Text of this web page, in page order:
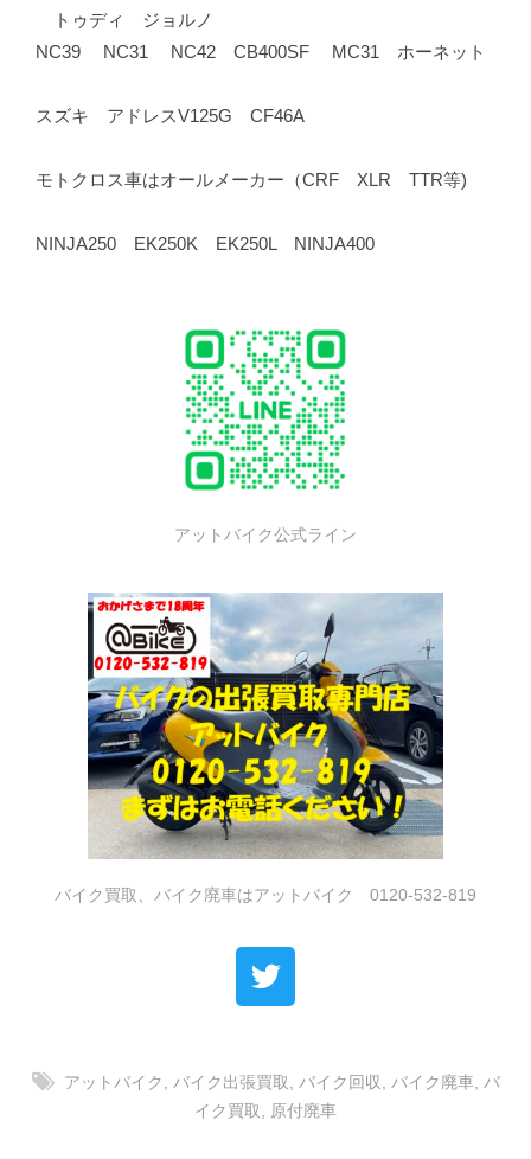
トゥディ ジョルノ
NC39 NC31 NC42 CB400SF MC31 ホーネット
スズキ アドレスV125G CF46A
モトクロス車はオールメーカー（CRF XLR TTR等)
NINJA250 EK250K EK250L NINJA400
アットバイク公式ライン
バイク買取、バイク廃車はアットバイク 0120-532-819
アットバイク , バイク出張買取 , バイク回収 , バイク廃車, バ
イク買取 , 原付廃車